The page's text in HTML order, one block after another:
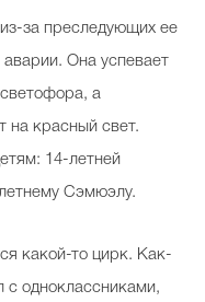
за преследующих ее
Она успевает
а
на красный свет.
14-летней
Сэмюэлу.
какой-то цирк. Как-
с одноклассниками,